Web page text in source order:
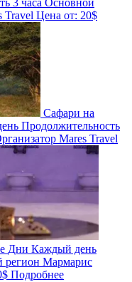
3 часа Основной
Travel Цена от: 20$
Сафари на
Продолжительность
Mares Travel
Дни Каждый день
регион Мармарис
Подробнее